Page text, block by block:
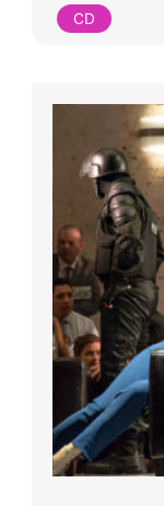
CD